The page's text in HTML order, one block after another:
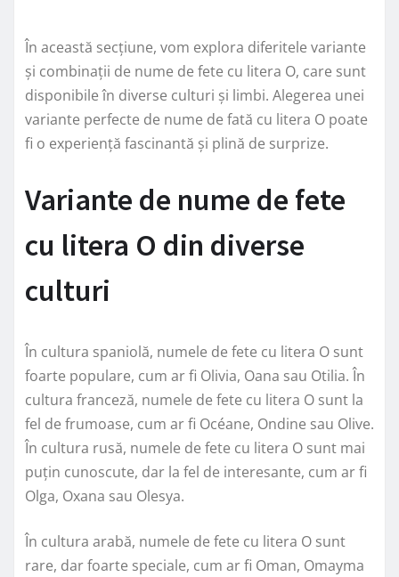
În această secțiune, vom explora diferitele variante
și combinații de nume de fete cu litera O, care sunt
disponibile în diverse culturi și limbi. Alegerea unei
variante perfecte de nume de fată cu litera O poate
fi o experiență fascinantă și plină de surprize.
Variante de nume de fete
cu litera O din diverse
culturi
În cultura spaniolă, numele de fete cu litera O sunt
foarte populare, cum ar fi Olivia, Oana sau Otilia. În
cultura franceză, numele de fete cu litera O sunt la
fel de frumoase, cum ar fi Océane, Ondine sau Olive.
În cultura rusă, numele de fete cu litera O sunt mai
puțin cunoscute, dar la fel de interesante, cum ar fi
Olga, Oxana sau Olesya.
În cultura arabă, numele de fete cu litera O sunt
rare, dar foarte speciale, cum ar fi Oman, Omayma